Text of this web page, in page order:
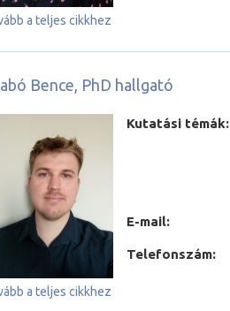
a teljes cikkhez
Bence, PhD hallgató
Kutatási témák:
E-mail:
Telefonszám:
a teljes cikkhez